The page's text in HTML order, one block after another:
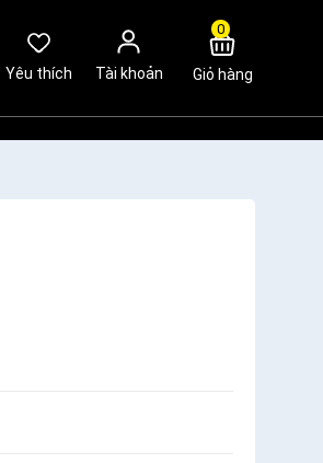
Yêu thích
Tài khoản
0
Giỏ hàng